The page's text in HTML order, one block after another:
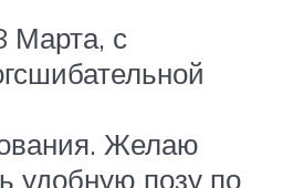
Марта, с
Желаю
удобную позу по